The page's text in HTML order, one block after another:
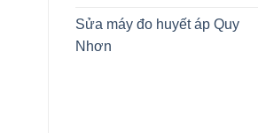
Sửa máy đo huyết áp Quy
Nhơn